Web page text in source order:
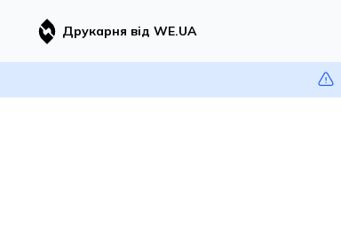
Друкарня від WE.UA